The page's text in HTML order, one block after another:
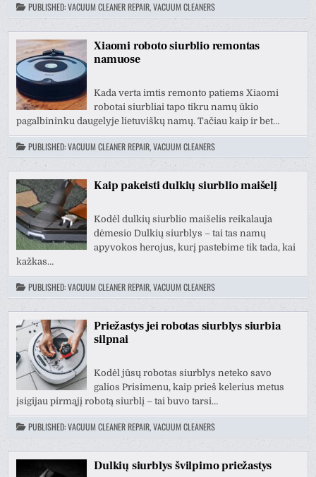
PUBLISHED:VACUUM CLEANER REPAIR, VACUUM CLEANERS
Xiaomi roboto siurblio remontas
namuose
Kada verta imtis remonto patiems Xiaomi
robotai siurbliai tapo tikru namų ūkio
pagalbininku daugelyje lietuviškų namų. Tačiau kaip ir bet…
PUBLISHED:VACUUM CLEANER REPAIR, VACUUM CLEANERS
Kaip pakeisti dulkių siurblio maišelį
Kodėl dulkių siurblio maišelis reikalauja
dėmesio Dulkių siurblys – tai tas namų
apyvokos herojus, kurį pastebime tik tada, kai
kažkas…
PUBLISHED:VACUUM CLEANER REPAIR, VACUUM CLEANERS
Priežastys jei robotas siurblys siurbia
silpnai
Kodėl jūsų robotas siurblys neteko savo
galios Prisimenu, kaip prieš kelerius metus
įsigijau pirmąjį robotą siurblį – tai buvo tarsi…
PUBLISHED:VACUUM CLEANER REPAIR, VACUUM CLEANERS
Dulkių siurblys švilpimo priežastys